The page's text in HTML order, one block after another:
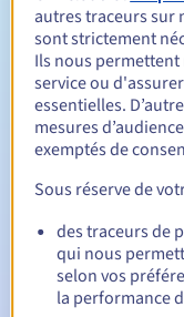
Durée de
Période de
Notifications
E-mails
date d'échéance
autres traceurs sur
sont strictement
Ils nous
service ou
essentielles.
mesures
exemptés de
Sous réserve de
des traceurs de
qui nous
selon vos
la performance